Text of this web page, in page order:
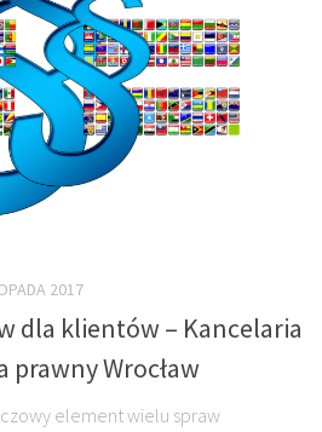
2017
dla klientów – Kancelaria
prawny Wrocław
element wielu spraw